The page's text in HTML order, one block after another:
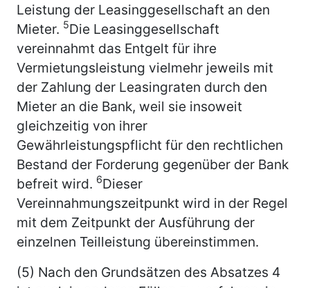
Leistung der Leasinggesellschaft an den
Mieter. 5Die Leasinggesellschaft
vereinnahmt das Entgelt für ihre
Vermietungsleistung vielmehr jeweils mit
der Zahlung der Leasingraten durch den
Mieter an die Bank, weil sie insoweit
gleichzeitig von ihrer
Gewährleistungspflicht für den rechtlichen
Bestand der Forderung gegenüber der Bank
befreit wird. 6Dieser
Vereinnahmungszeitpunkt wird in der Regel
mit dem Zeitpunkt der Ausführung der
einzelnen Teilleistung übereinstimmen.
(5) Nach den Grundsätzen des Absatzes 4